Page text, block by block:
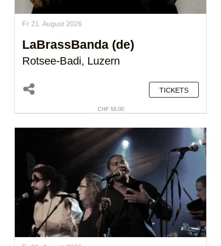
Fr 21. August 2026
LaBrassBanda (de)
Rotsee-Badi, Luzern
TICKETS
CHF 58.00